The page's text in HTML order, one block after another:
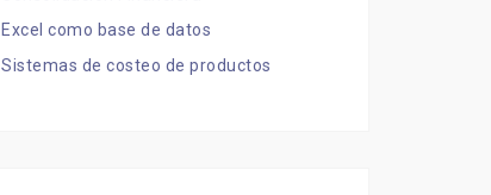
Excel como base de datos
Sistemas de costeo de productos